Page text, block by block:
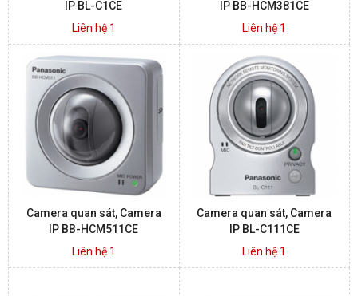
IP BL-C1CE
Liên hệ 1
IP BB-HCM381CE
Liên hệ 1
Camera quan sát, Camera
IP BB-HCM511CE
Liên hệ 1
Camera quan sát, Camera
IP BL-C111CE
Liên hệ 1